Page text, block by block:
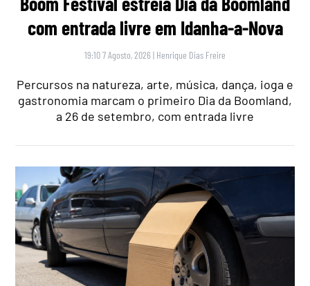
com entrada livre em Idanha-a-Nova
19:10 7 Agosto, 2026 | Henrique Dias Freire
Percursos na natureza, arte, música, dança, ioga e
gastronomia marcam o primeiro Dia da Boomland,
a 26 de setembro, com entrada livre